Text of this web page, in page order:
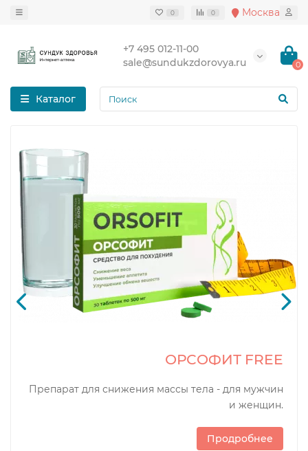
0 0 Москва
+7 495 012-11-00
sale@sundukzdorovya.ru
0
Каталог
ОРСОФИТ FREE
Препарат для снижения массы тела - для мужчин
и женщин.
Продробнее